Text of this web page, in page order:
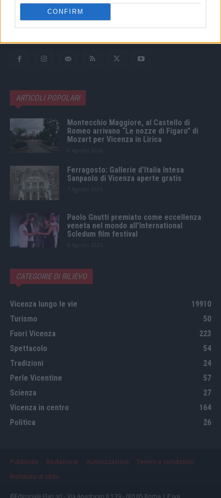
CONFIRM
laltravicenza@laltravicenza.it
Amministrazione
ARTICOLI POPOLARI
Montecchio Maggiore, al Castello di
Romeo arrivano “Le nozze di Figaro” di
Mozart per Vicenza in Lirica
Ferragosto: Gallerie d’Italia Intesa
Sanpaolo di Vicenza aperte gratis
Paolo Gnutti premiato come eccellenza
veneta nel mondo all’International
Scledum film festival
CATEGORIE DI RILIEVO
Vicenza lungo le vie
19910
Turismo
50
Fuori Vicenza
223
Spettacolo
54
Tradizioni
24
Perle Vicentine
57
Scienza
27
Vicenza in centro
164
Politica
26
Pubblicità Redazione Autorizzazioni
Temini e condizioni
Richiesta di oblio
©Editoriale Elas srl - Via Anastasio II 139 - 00165 Roma | P.iva